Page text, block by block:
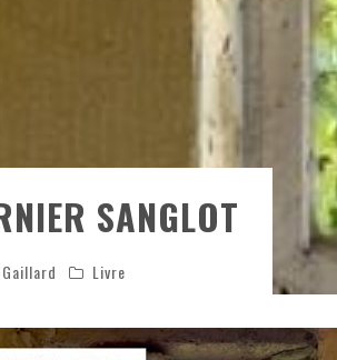
« WOLF-MAN / INTEGRALE
SANGLOT
Gaillard Livre